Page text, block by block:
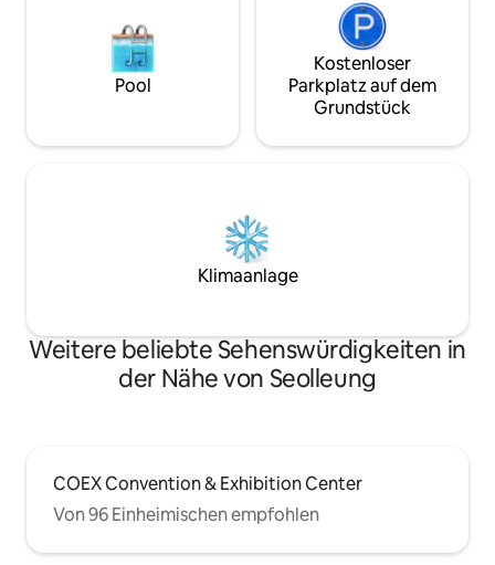
ausgezeichneter Aufenthalt für 2
aufeinanderfolgende Jahre · 1. Platz in
Seoul bei den Korean B&B Awards ·
Hauptpreis · 5-Sterne-Bewertung · Top
Wörter, die in den Bewertungen
Gyeongbokgung-Palast, Seochon und
Bukchon liegen ganz in der Nähe, und
Von der Bushaltestelle vor der Tür aus
gibt es Verbindungen zu jedem Ort in
dieses Zögern willkommen. In Buam-
dong, deinem eigenen Seoul.
geliebten
Familienurlaub
Jubiläum mit
weiterer großer
hervorragende
die Unterkunft im
befindet. Die
genießen
Pool
Kostenloser
Parkplatz auf dem
Grundstück
Klimaanlage
Weitere beliebte Sehenswürdigkeiten in
der Nähe von Seolleung
COEX Convention & Exhibition Center
Von 96 Einheimischen empfohlen